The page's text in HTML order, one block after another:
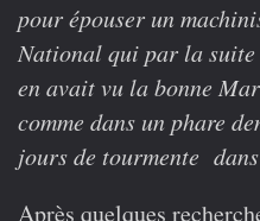
pour épouser un
National qui par la
en avait vu la bonne
comme dans un phare
jours de tourmente
Après quelques